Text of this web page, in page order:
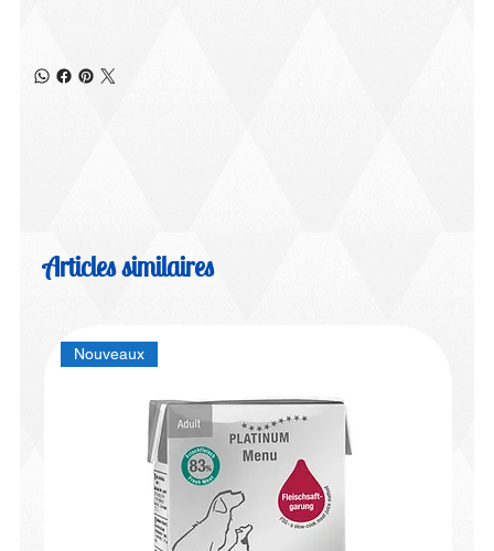
Articles similaires
Nouveaux